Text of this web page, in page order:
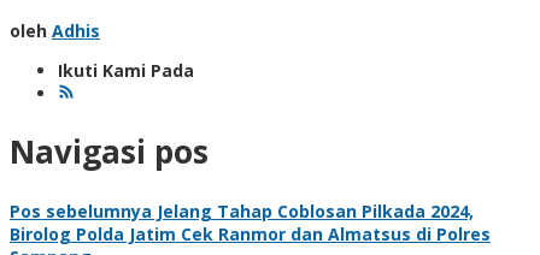
oleh Adhis
Ikuti Kami Pada
Navigasi pos
Pos sebelumnya Jelang Tahap Coblosan Pilkada 2024,
Birolog Polda Jatim Cek Ranmor dan Almatsus di Polres